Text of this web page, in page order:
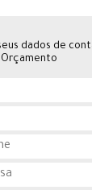
dados de